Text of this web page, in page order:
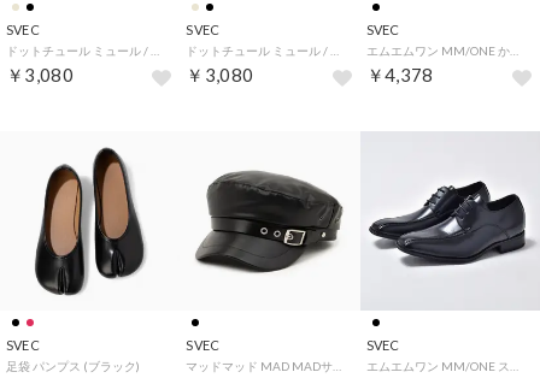
SVEC
￥3,080
SVEC
￥3,080
SVEC
エムエムワン MM/ONE かかとなし ビジネスシューズ / 外羽根 スワール / ミュール (ブラック)
￥4,378
SVEC
足袋 パンプス (ブラック)
SVEC SVEC